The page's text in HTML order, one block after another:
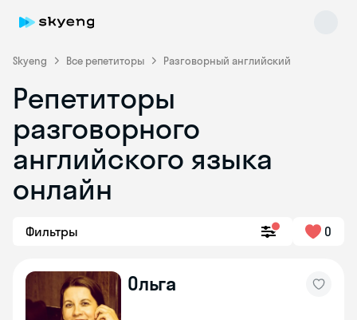
Skyeng Все репетиторы Разговорный английский
Репетиторы
разговорного
английского языка
онлайн
Фильтры 0
Ольга